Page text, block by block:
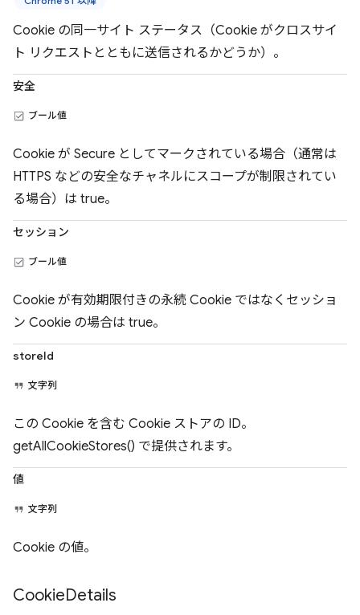
Cookie の同一サイト ステータス（Cookie がクロスサイ
ト リクエストとともに送信されるかどうか）。
安全
ブール値
Cookie が Secure としてマークされている場合（通常は
HTTPS などの安全なチャネルにスコープが制限されてい
る場合）は true。
セッション
ブール値
Cookie が有効期限付きの永続 Cookie ではなくセッショ
ン Cookie の場合は true。
storeId
文字列
この Cookie を含む Cookie ストアの ID。
getAllCookieStores() で提供されます。
値
文字列
Cookie の値。
CookieDetails